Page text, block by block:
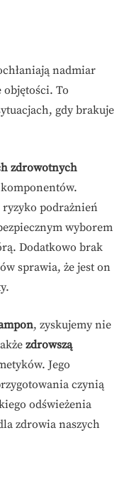
nadmiar
To
gdy brakuje
zdrowotnych
ryzyko podrażnień
wyborem
Dodatkowo brak
sprawia, że jest on
, zyskujemy nie
zdrowszą
Jego
czynią
odświeżenia
zdrowia naszych